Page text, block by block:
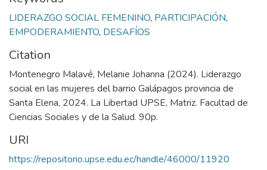
LIDERAZGO SOCIAL FEMENINO, PARTICIPACIÓN,
EMPODERAMIENTO, DESAFÍOS
Citation
Montenegro Malavé, Melanie Johanna (2024). Liderazgo
social en las mujeres del barrio Galápagos provincia de
Santa Elena, 2024. La Libertad UPSE, Matriz. Facultad de
Ciencias Sociales y de la Salud. 90p.
URI
https://repositorio.upse.edu.ec/handle/46000/11920